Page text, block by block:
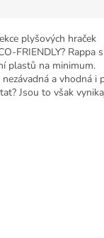
plyšových hraček
FRIENDLY? Rappa
plastů na minimum.
a vhodná i
Jsou to však